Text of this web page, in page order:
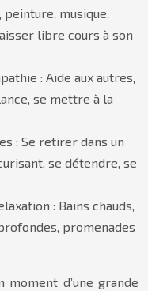
musique,
libre cours à son
: Aide aux autres,
se mettre à la
: Se retirer dans un
se détendre, se
: Bains chauds,
promenades
d’une grande